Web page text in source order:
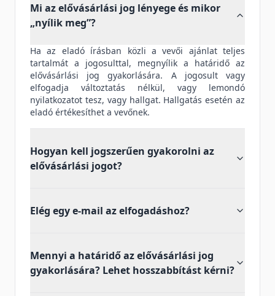
Mi az elővásárlási jog lényege és mikor
„nyílik meg”?
Ha az eladó írásban közli a vevői ajánlat teljes
tartalmát a jogosulttal, megnyílik a határidő az
elővásárlási jog gyakorlására. A jogosult vagy
elfogadja változtatás nélkül, vagy lemondó
nyilatkozatot tesz, vagy hallgat. Hallgatás esetén az
eladó értékesíthet a vevőnek.
Hogyan kell jogszerűen gyakorolni az
elővásárlási jogot?
Elég egy e-mail az elfogadáshoz?
Mennyi a határidő az elővásárlási jog
gyakorlására? Lehet hosszabbítást kérni?